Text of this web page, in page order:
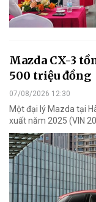
Mazda CX-3
500 triệu đồng
07/08/2026 12:30
Một đại lý Mazda tại
xuất năm 2025 (VIN